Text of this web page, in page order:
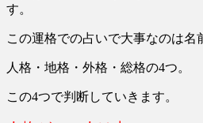
す。
この運格での占いで大事なのは名
人格・地格・外格・総格の4つ。
この4つで判断していきます。